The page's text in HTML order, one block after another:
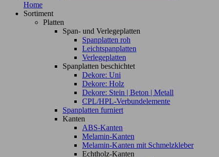
Home
Sortiment
Platten
Span- und Verlegeplatten
Spanplatten roh
Leichtspanplatten
Verlegeplatten
Spanplatten beschichtet
Dekore: Uni
Dekore: Holz
Dekore: Stein | Beton | Metall
CPL/HPL-Verbundelemente
Spanplatten furniert
Kanten
ABS-Kanten
Melamin-Kanten
Melamin-Kanten mit Schmelzkleber
Echtholz-Kanten